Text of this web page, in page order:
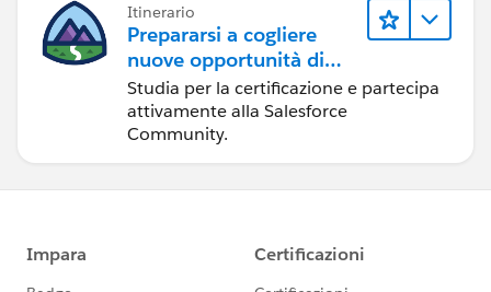
Itinerario
Prepararsi a cogliere
nuove opportunità di
sviluppo nell'ecosistema
Salesforce
Studia per la certificazione e partecipa
attivamente alla Salesforce
Community.